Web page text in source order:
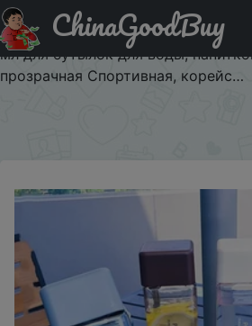
Паридбати з промокодом $3/3
квадратная чаша для чая, молока,
мл для бутылок для воды,
прозрачная Спортивная, корейс…
ChinaGoodBuy